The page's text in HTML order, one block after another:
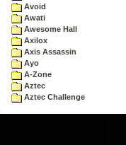
Avoid
Awati
Awesome Hall
Axilox
Axis Assassin
Ayo
A-Zone
Aztec
Aztec Challenge